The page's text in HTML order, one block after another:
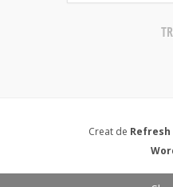
Creat de Refresh